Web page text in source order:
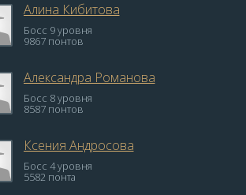
Алина Кибитова
Босс 9 уровня
9867 понтов
Александра Романова
Босс 8 уровня
8587 понтов
Ксения Андросова
Босс 4 уровня
5582 понта